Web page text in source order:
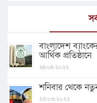
বাংলাদেশ
আর্থিক প্রতিষ্ঠানে
২৪/০৪/২০২২
শনিবার থেকে
২৫/০৩/২০২২